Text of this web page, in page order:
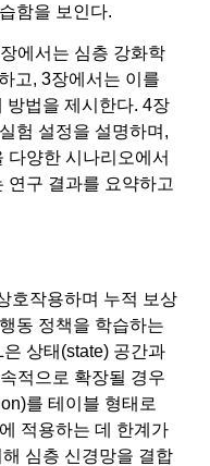
함을 보인다.
에서는 심층 강화학
고, 3장에서는 이를
방법을 제시한다. 4장
험 설정을 설명하며,
다양한 시나리오에서
연구 결과를 요약하고
호작용하며 누적 보상
동 정책을 학습하는
상태(state) 공간과
적으로 확장될 경우
를 테이블 형태로
적용하는 데 한계가
심층 신경망을 결합